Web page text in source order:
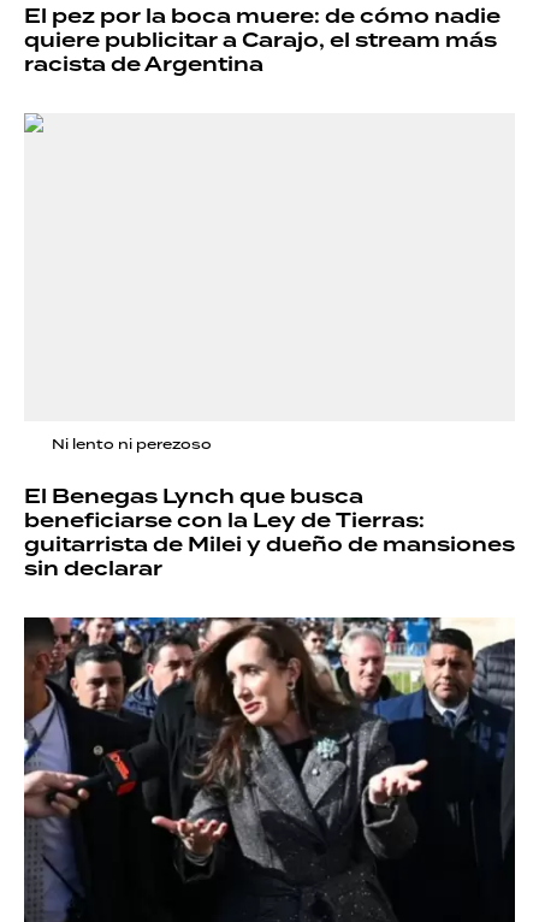
El pez por la boca muere: de cómo nadie
quiere publicitar a Carajo, el stream más
racista de Argentina
Ni lento ni perezoso
El Benegas Lynch que busca
beneficiarse con la Ley de Tierras:
guitarrista de Milei y dueño de mansiones
sin declarar